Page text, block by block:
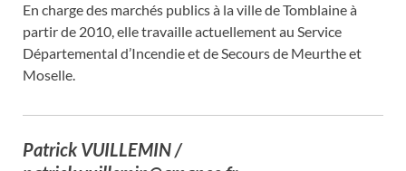
En charge des marchés publics à la ville de Tomblaine à
partir de 2010, elle travaille actuellement au Service
Départemental d’Incendie et de Secours de Meurthe et
Moselle.
Patrick VUILLEMIN/